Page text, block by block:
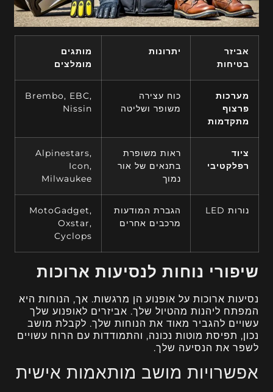
אביזר
בטיחות
יתרונות
מותגים
מומלצים
מערכות
פרצוף
מתקדמות
כוח עצירה
משופר ושליטה
Brembo, EBC,
Nissin
ציוד
רפלקטיבי
ראות משופרת
בתנאים של אור
נמוך
Alpinestars,
Icon,
Milwaukee
נורות LED
הגברת המודעות
מרכבים אחרים
MotoGadget,
Oxstar,
Cyclops
שיפורי נוחות לנסיעות ארוכות
נסיעות ארוכות על אופנוע הן מרגשות. אך, הנוחות היא
המפתח ליהנות מהטיול שלך. אביזרים לאופנוע שלך
עשויים להגביר מאוד את הנוחות שלך. לקבלת מושב
נכון, תפיסת מוטות נכונה, והתמודדות עם הרוח עשויים
לשפר את הנסיעה שלך.
אפשרויות מושב מותאמות אישית